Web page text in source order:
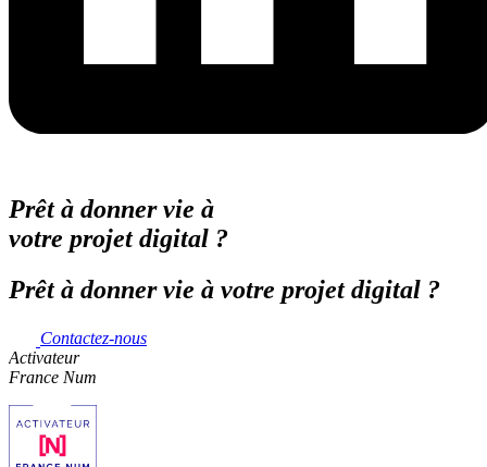
Prêt à donner vie à
votre projet digital ?
Prêt à donner vie à votre projet digital ?
Contactez-nous
Activateur
France Num